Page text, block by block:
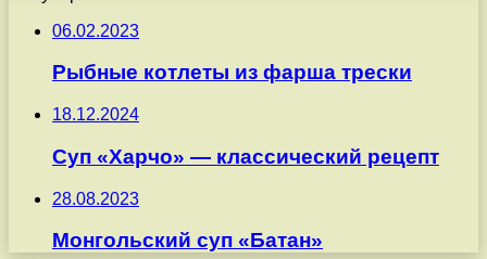
06.02.2023
Рыбные котлеты из фарша трески
18.12.2024
Суп «Харчо» — классический рецепт
28.08.2023
Монгольский суп «Батан»